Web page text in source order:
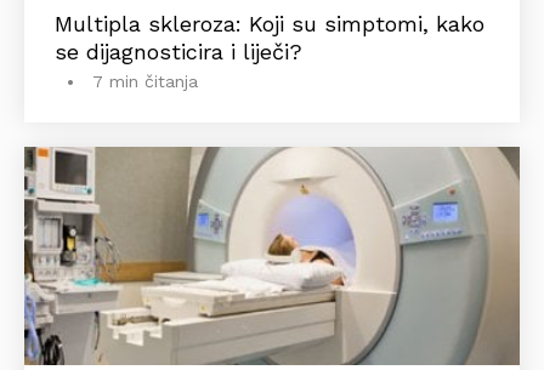
Multipla skleroza: Koji su simptomi, kako
se dijagnosticira i liječi?
7 min čitanja